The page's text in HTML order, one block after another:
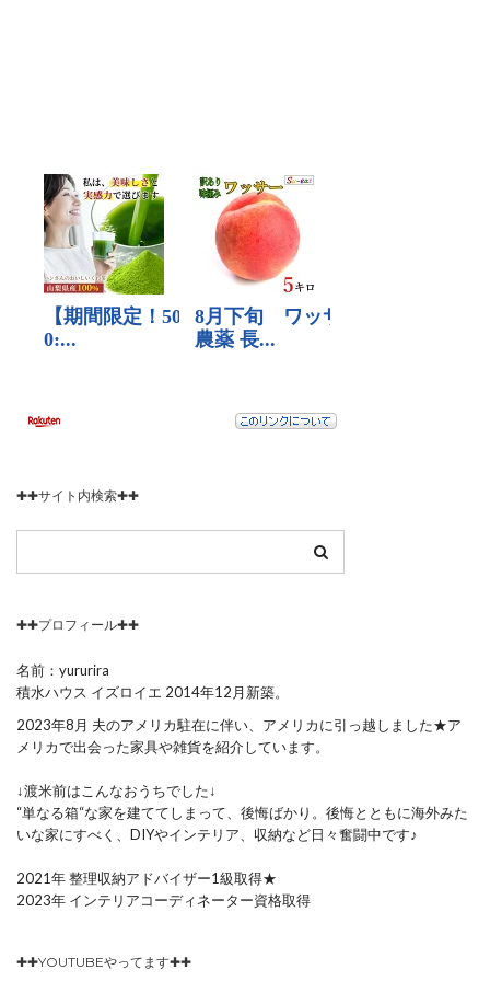
✚✚サイト内検索✚✚
✚✚プロフィール✚✚
名前：yururira
積水ハウス イズロイエ 2014年12月新築。
2023年8月 夫のアメリカ駐在に伴い、アメリカに引っ越しました★ア
メリカで出会った家具や雑貨を紹介しています。
↓渡米前はこんなおうちでした↓
“単なる箱“な家を建ててしまって、後悔ばかり。後悔とともに海外みた
いな家にすべく、DIYやインテリア、収納など日々奮闘中です♪
2021年 整理収納アドバイザー1級取得★
2023年 インテリアコーディネーター資格取得
✚✚YOUTUBEやってます✚✚